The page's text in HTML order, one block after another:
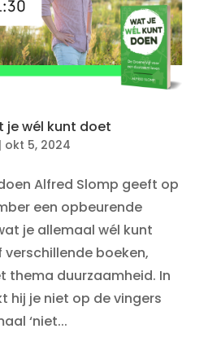
je wél kunt doet
| okt 5, 2024
Alfred Slomp geeft op
een opbeurende
je allemaal wél kunt
verschillende boeken,
thema duurzaamheid. In
hij je niet op de vingers
‘niet...